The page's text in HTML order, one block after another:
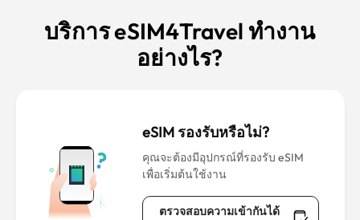
บริการ eSIM4Travel ทำงาน
อย่างไร?
eSIM รองรับหรือไม่?
คุณจะต้องมีอุปกรณ์ที่รองรับ eSIM
เพื่อเริ่มต้นใช้งาน
ตรวจสอบความเข้ากันได้